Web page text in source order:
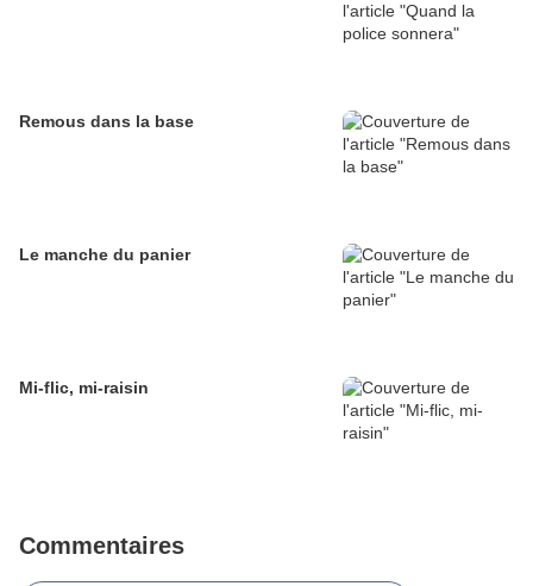
Remous dans la base
Le manche du panier
Mi-flic, mi-raisin
Commentaires